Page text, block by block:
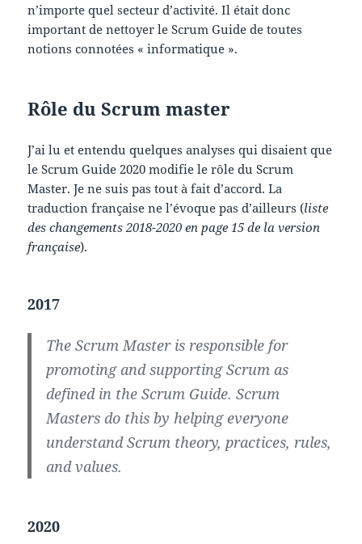
n’importe quel secteur d’activité. Il était donc
important de nettoyer le Scrum Guide de toutes
notions connotées « informatique ».
Rôle du Scrum master
J’ai lu et entendu quelques analyses qui disaient que
le Scrum Guide 2020 modifie le rôle du Scrum
Master. Je ne suis pas tout à fait d’accord. La
traduction française ne l’évoque pas d’ailleurs (liste
des changements 2018-2020 en page 15 de la version
française).
2017
The Scrum Master is responsible for
promoting and supporting Scrum as
defined in the Scrum Guide. Scrum
Masters do this by helping everyone
understand Scrum theory, practices, rules,
and values.
2020